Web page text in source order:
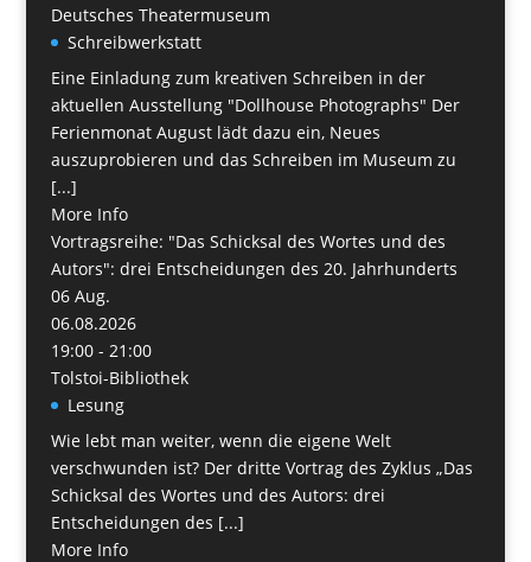
Deutsches Theatermuseum
Schreibwerkstatt
Eine Einladung zum kreativen Schreiben in der
aktuellen Ausstellung "Dollhouse Photographs" Der
Ferienmonat August lädt dazu ein, Neues
auszuprobieren und das Schreiben im Museum zu
[...]
More Info
Vortragsreihe: "Das Schicksal des Wortes und des
Autors": drei Entscheidungen des 20. Jahrhunderts
06 Aug.
06.08.2026
19:00 - 21:00
Tolstoi-Bibliothek
Lesung
Wie lebt man weiter, wenn die eigene Welt
verschwunden ist? Der dritte Vortrag des Zyklus „Das
Schicksal des Wortes und des Autors: drei
Entscheidungen des [...]
More Info